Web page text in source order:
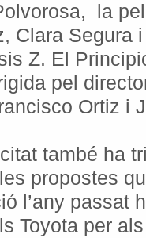
la
Clara Segura
Z. El
pel
Ortiz i
també ha
propostes
l’any passat
Toyota per